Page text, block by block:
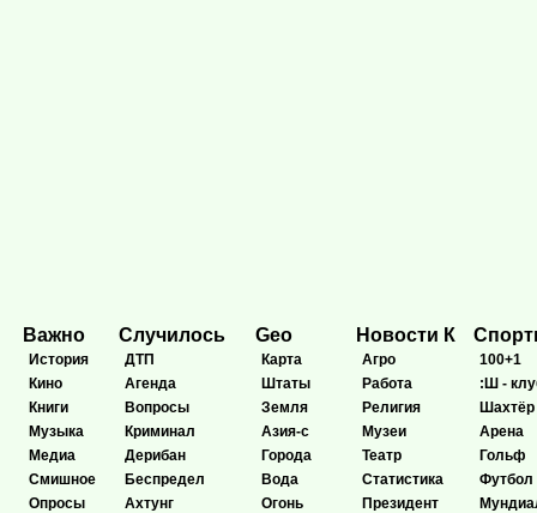
Важно
История
Кино
Книги
Музыка
Медиа
Смишное
Опросы
Случилось
ДТП
Агенда
Вопросы
Криминал
Дерибан
Беспредел
Ахтунг
Geo
Карта
Штаты
Земля
Азия-с
Города
Вода
Огонь
Новости К
Агро
Работа
Религия
Музеи
Театр
Статистика
Президент
100+1
:Ш -
Шахтёр
Арена
Гольф
Футбол